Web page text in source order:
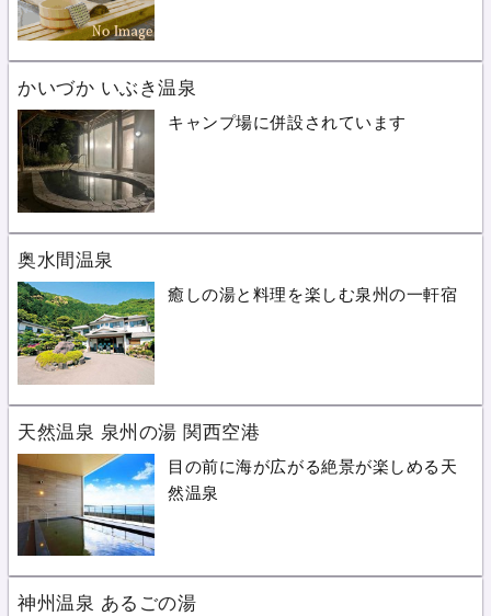
かいづか いぶき温泉
キャンプ場に併設されています
奥水間温泉
癒しの湯と料理を楽しむ泉州の一軒宿
天然温泉 泉州の湯 関西空港
目の前に海が広がる絶景が楽しめる天
然温泉
神州温泉 あるごの湯